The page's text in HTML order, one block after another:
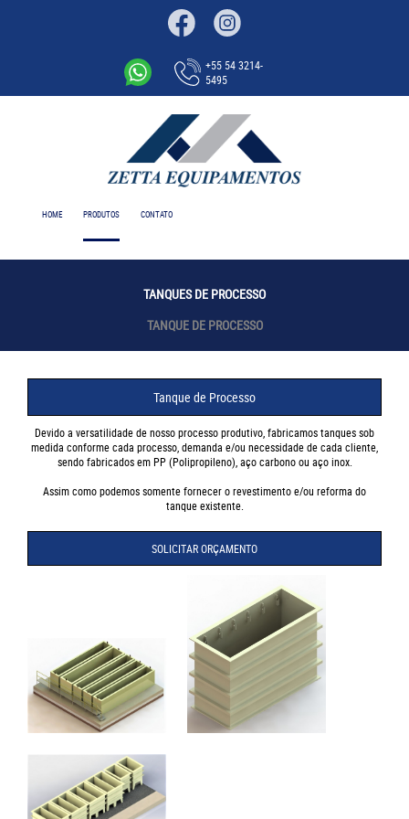
+55 54 3214-
5495
HOME PRODUTOS CONTATO
TANQUES DE PROCESSO
TANQUE DE PROCESSO
Tanque de Processo
Devido a versatilidade de nosso processo produtivo, fabricamos tanques sob
medida conforme cada processo, demanda e/ou necessidade de cada cliente,
sendo fabricados em PP (Polipropileno), aço carbono ou aço inox.
Assim como podemos somente fornecer o revestimento e/ou reforma do
tanque existente.
SOLICITAR ORÇAMENTO